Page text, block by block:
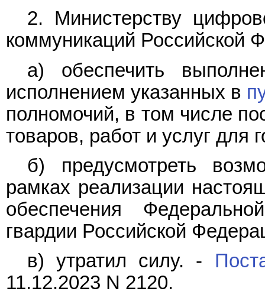
2. Министерству
коммуникаций Российской
а) обеспечить
исполнением указанных в
полномочий, в том числе
товаров, работ и услуг для
б) предусмотреть
рамках реализации
обеспечения
гвардии Российской
в) утратил силу. -
11.12.2023 N 2120.